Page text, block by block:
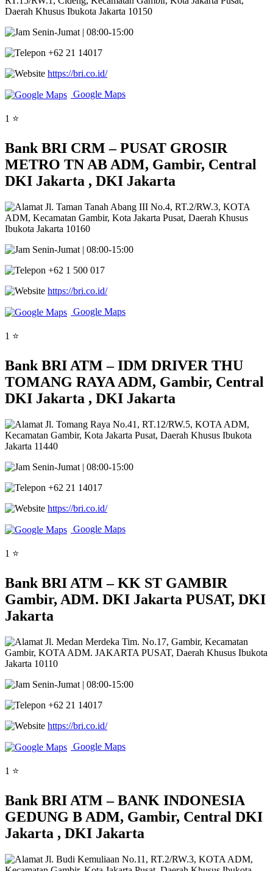
Daerah Khusus Ibukota Jakarta 10150
Senin-Jumat | 08:00-15:00
+62 21 14017
https://bri.co.id/
Google Maps
1 ⭐
Bank BRI CRM – PUSAT GROSIR
METRO TN AB ADM, Gambir, Central
DKI Jakarta , DKI Jakarta
Jl. Taman Tanah Abang III No.4, RT.2/RW.3, KOTA
ADM, Kecamatan Gambir, Kota Jakarta Pusat, Daerah Khusus
Ibukota Jakarta 10160
Senin-Jumat | 08:00-15:00
+62 1 500 017
https://bri.co.id/
Google Maps
1 ⭐
Bank BRI ATM – IDM DRIVER THU
TOMANG RAYA ADM, Gambir, Central
DKI Jakarta , DKI Jakarta
Jl. Tomang Raya No.41, RT.12/RW.5, KOTA ADM,
Kecamatan Gambir, Kota Jakarta Pusat, Daerah Khusus Ibukota
Jakarta 11440
Senin-Jumat | 08:00-15:00
+62 21 14017
https://bri.co.id/
Google Maps
1 ⭐
Bank BRI ATM – KK ST GAMBIR
Gambir, ADM. DKI Jakarta PUSAT, DKI
Jakarta
Jl. Medan Merdeka Tim. No.17, Gambir, Kecamatan
Gambir, KOTA ADM. JAKARTA PUSAT, Daerah Khusus Ibukota
Jakarta 10110
Senin-Jumat | 08:00-15:00
+62 21 14017
https://bri.co.id/
Google Maps
1 ⭐
Bank BRI ATM – BANK INDONESIA
GEDUNG B ADM, Gambir, Central DKI
Jakarta , DKI Jakarta
Jl. Budi Kemuliaan No.11, RT.2/RW.3, KOTA ADM,